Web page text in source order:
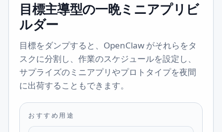
目標主導型の一晩ミニアプリビ
ルダー
目標をダンプすると、OpenClaw がそれらをタ
スクに分割し、作業のスケジュールを設定し、
サプライズのミニアプリやプロトタイプを夜間
に出荷することもできます。
おすすめ用途